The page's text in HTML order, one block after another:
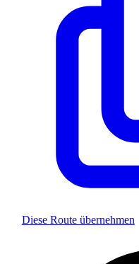
Diese Route übernehmen